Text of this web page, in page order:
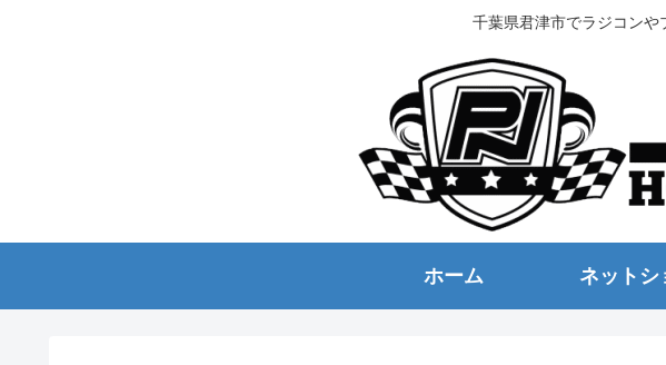
千葉県君津市でラジコン
ホーム ネットシ